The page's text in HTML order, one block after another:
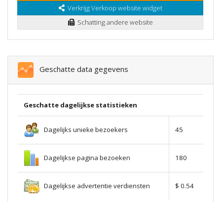
Verkrijg Verkoop website widget
Schatting andere website
Geschatte data gegevens
Geschatte dagelijkse statistieken
Dagelijks unieke bezoekers 45
Dagelijkse pagina bezoeken 180
Dagelijkse advertentie verdiensten $ 0.54